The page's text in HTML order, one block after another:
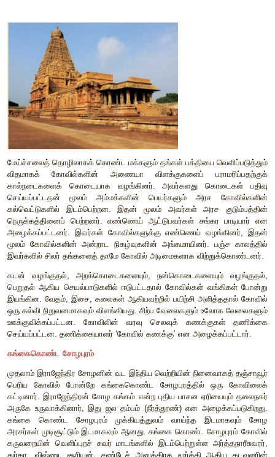
வழங்கப்பட்டன. பெருமளவிலான மக்கள் இக்கோவில்களின்
கொண்டுவரப்பட்டனர்.
சோழ அரசர்கள் தீவிர சைவர்கள் ஆவர். முதலாம்
உத்தமச் சோழனும் (970-985) சைவ சமயத்தை வளர்க்க
நிலக்கொடையும் அளித்தார்கள்.
தஞ்சை பிரகதீசுவரர் (பெருவுடையார்) கோவிலில் உள்ள ஒரு
முதலாம் இராஜராஜனும் அவருடைய மனைவியரும் சிவனை
ஒன்று. சிவனுடைய பாதங்களை இறுகப் பற்றியவன் என்பது
முதன்மைக் கடவுளான சிவன் இரு வடிவங்களில்
இக்காலகட்டத்தில், மிகவும் மேம்பட்ட தத்துவமாக சைவ
இத்தத்துவத்தின் அடிப்படை நூலான சிவஞானபோதம்
இயற்றப்பட்டது. பிற்காலத்தில் பல சைவ மடங்கள் தோன்றி
வளர்த்தன.
லிங்கோத்பவர் என்ற குறியீட்டு வடிவத்திலும் நடராஜர் என்ற